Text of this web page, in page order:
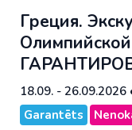
Греция.
18.09. - 26.09.2026
Garantēts